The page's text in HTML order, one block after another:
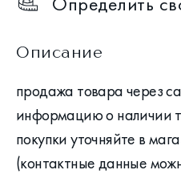
Описание
продажа товара через
информацию о наличии
покупки уточняйте в
(контактные данные